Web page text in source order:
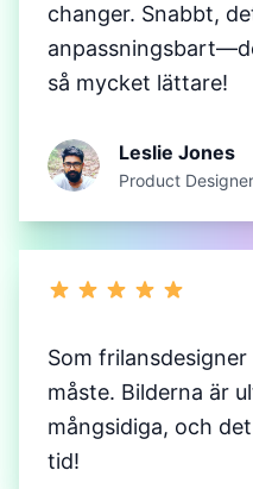
changer. Snabbt,
så mycket lättare!
Leslie Jones
Product Designer
Som
måste. Bilderna är
mångsidiga, och
tid!